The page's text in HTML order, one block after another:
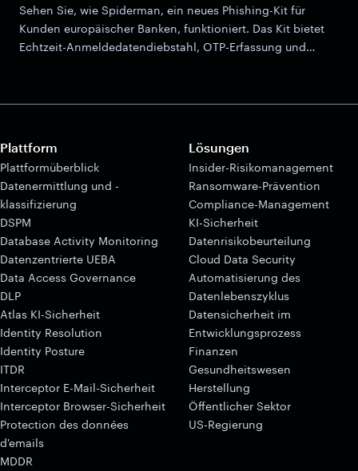
Sehen Sie, wie Spiderman, ein neues Phishing-Kit für
Kunden europäischer Banken, funktioniert. Das Kit bietet
Echtzeit-Anmeldedatendiebstahl, OTP-Erfassung und
Plattform
Plattformüberblick
Datenermittlung und -
klassifizierung
DSPM
Database Activity Monitoring
Datenzentrierte UEBA
Data Access Governance
DLP
Atlas KI-Sicherheit
Identity Resolution
Identity Posture
ITDR
Interceptor E-Mail-Sicherheit
Interceptor Browser-Sicherheit
Protection des données
d'emails
MDDR
Lösungen
Insider-Risikomanagement
Ransomware-Prävention
Compliance-Management
KI-Sicherheit
Datenrisikobeurteilung
Cloud Data Security
Automatisierung des
Datenlebenszyklus
Datensicherheit im
Entwicklungsprozess
Finanzen
Gesundheitswesen
Herstellung
Öffentlicher Sektor
US-Regierung